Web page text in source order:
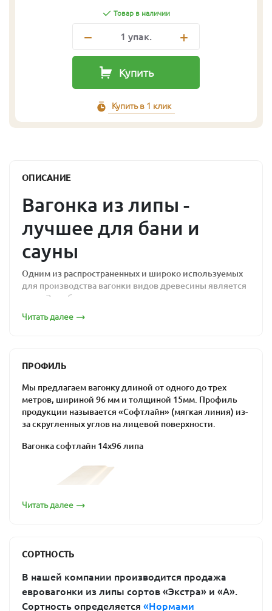
Товар в наличии
1 упак.
Купить
Купить в 1 клик
ОПИСАНИЕ
Вагонка из липы -
лучшее для бани и
сауны
Одним из распространенных и широко используемых
для производства вагонки видов древесины является
липа. Это объясняется наличием у древесины липы
эфирные масла;
способность поддерживать в помещении
оптимальную влажность, выдерживать
перепады температур, противостоять гниению.
содержит смолу и полезна для здоровья человека.
душевой или парной. При потемнении можно легко
восстановить ее изначальный внешний вид путем
бани, пора задуматься о приобретении материала для
можете в компании «ПримаЛес». Предлагаемые
изделия производятся на современном оборудовании
по новейшим технологиям, поэтому соответствуют
Читать далее
ПРОФИЛЬ
Мы предлагаем вагонку длиной от одного до трех
метров, шириной 96 мм и толщиной 15мм. Профиль
продукции называется «Софтлайн» (мягкая линия) из-
за скругленных углов на лицевой поверхности.
Вагонка софтлайн 14х96 липа
Читать далее
СОРТНОСТЬ
В нашей компании производится продажа
евровагонки из липы сортов «Экстра» и «А».
Сортность определяется «Нормами